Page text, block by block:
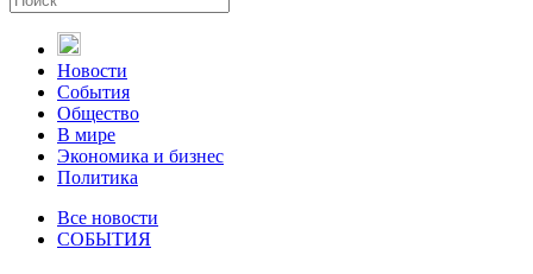
Новости
События
Общество
В мире
Экономика и бизнес
Политика
Все новости
СОБЫТИЯ